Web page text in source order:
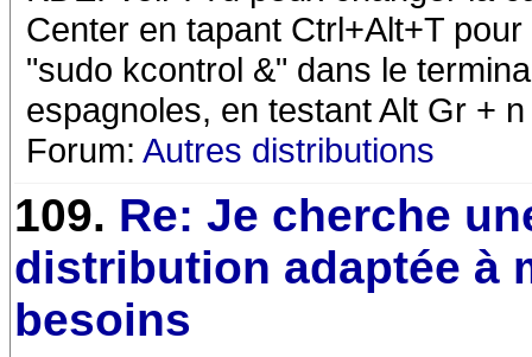
Center en tapant Ctrl+Alt+T
"sudo kcontrol &" dans le
espagnoles, en testant Alt Gr +
Forum: Autres distributions
109. Re: Je cherche
distribution adaptée à
besoins